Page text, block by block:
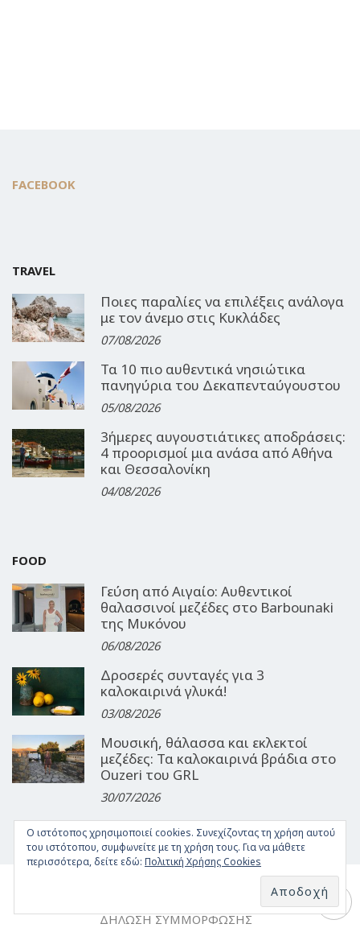
FACEBOOK
TRAVEL
Ποιες παραλίες να επιλέξεις ανάλογα
με τον άνεμο στις Κυκλάδες
07/08/2026
Τα 10 πιο αυθεντικά νησιώτικα
πανηγύρια του Δεκαπενταύγουστου
05/08/2026
3ήμερες αυγουστιάτικες αποδράσεις:
4 προορισμοί μια ανάσα από Αθήνα
και Θεσσαλονίκη
04/08/2026
FOOD
Γεύση από Αιγαίο: Αυθεντικοί
θαλασσινοί μεζέδες στο Barbounaki
της Μυκόνου
06/08/2026
Δροσερές συνταγές για 3
καλοκαιρινά γλυκά!
03/08/2026
Μουσική, θάλασσα και εκλεκτοί
μεζέδες: Τα καλοκαιρινά βράδια στο
Ouzeri του GRL
30/07/2026
ΕΠΙΚΟΙΝΩΝΊΑ
ΔΉΛΩΣΗ ΣΥΜΜΌΡΦΩΣΗΣ
Ο ιστότοπος χρησιμοποιεί cookies. Συνεχίζοντας τη χρήση αυτού
του ιστότοπου, συμφωνείτε με τη χρήση τους. Για να μάθετε
περισσότερα, δείτε εδώ: Πολιτική Χρήσης Cookies